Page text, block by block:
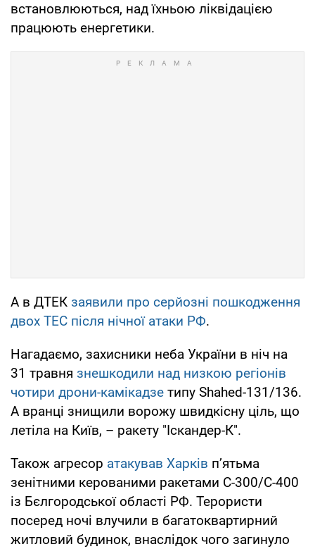
встановлюються, над їхньою ліквідацією
працюють енергетики.
А в ДТЕК заявили про серйозні пошкодження
двох ТЕС після нічної атаки РФ.
Нагадаємо, захисники неба України в ніч на
31 травня знешкодили над низкою регіонів
чотири дрони-камікадзе типу Shahed-131/136.
А вранці знищили ворожу швидкісну ціль, що
летіла на Київ, – ракету "Іскандер-К".
Також агресор атакував Харків п’ятьма
зенітними керованими ракетами С-300/С-400
із Бєлгородської області РФ. Терористи
посеред ночі влучили в багатоквартирний
житловий будинок, внаслідок чого загинуло